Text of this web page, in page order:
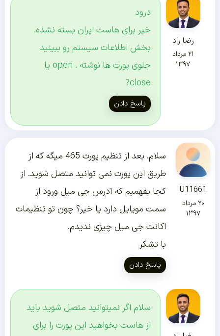
رضا راد
۲۱ مرداد
۱۳۹۷
درود
خیر برای هاست ایران بسته نشده.
بخش اطلاعات سیستم رو ببینید
جلوی پورت ها نوشته . open یا
close?
پاسخ دادن
U11661
۲۰ مرداد
۱۳۹۷
سلام. بعد از تنظیم پورت 465 میگه که از
طریق این پورت نمی توانید متصل شوید. از
کجا بفهمیم که آدرس جی میل ورود از
سمت مویایل دارد یا خیر؟ چون تو تنظیمات
اکانت جی میل چیزی ندیدم.
با تشکر
پاسخ دادن
سلام اگر نمیتوانید متصل شوید باید
از هاست بخواهید این پورت را برای